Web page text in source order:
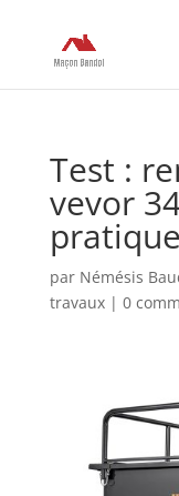
Test :
vevor
pratique
par Némésis
travaux| 0